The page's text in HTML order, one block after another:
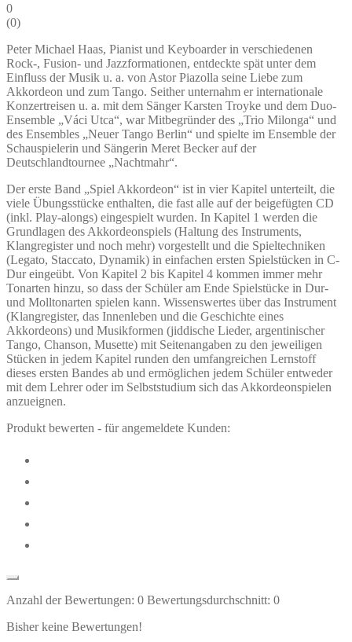
0
(0)
Peter Michael Haas, Pianist und Keyboarder in verschiedenen
Rock-, Fusion- und Jazzformationen, entdeckte spät unter dem
Einfluss der Musik u. a. von Astor Piazolla seine Liebe zum
Akkordeon und zum Tango. Seither unternahm er internationale
Konzertreisen u. a. mit dem Sänger Karsten Troyke und dem Duo-
Ensemble „Váci Utca“, war Mitbegründer des „Trio Milonga“ und
des Ensembles „Neuer Tango Berlin“ und spielte im Ensemble der
Schauspielerin und Sängerin Meret Becker auf der
Deutschlandtournee „Nachtmahr“.
Der erste Band „Spiel Akkordeon“ ist in vier Kapitel unterteilt, die
viele Übungsstücke enthalten, die fast alle auf der beigefügten CD
(inkl. Play-alongs) eingespielt wurden. In Kapitel 1 werden die
Grundlagen des Akkordeonspiels (Haltung des Instruments,
Klangregister und noch mehr) vorgestellt und die Spieltechniken
(Legato, Staccato, Dynamik) in einfachen ersten Spielstücken in C-
Dur eingeübt. Von Kapitel 2 bis Kapitel 4 kommen immer mehr
Tonarten hinzu, so dass der Schüler am Ende Spielstücke in Dur-
und Molltonarten spielen kann. Wissenswertes über das Instrument
(Klangregister, das Innenleben und die Geschichte eines
Akkordeons) und Musikformen (jiddische Lieder, argentinischer
Tango, Chanson, Musette) mit Seitenangaben zu den jeweiligen
Stücken in jedem Kapitel runden den umfangreichen Lernstoff
dieses ersten Bandes ab und ermöglichen jedem Schüler entweder
mit dem Lehrer oder im Selbststudium sich das Akkordeonspielen
anzueignen.
Produkt bewerten - für angemeldete Kunden:
Anzahl der Bewertungen: 0 Bewertungsdurchschnitt: 0
Bisher keine Bewertungen!